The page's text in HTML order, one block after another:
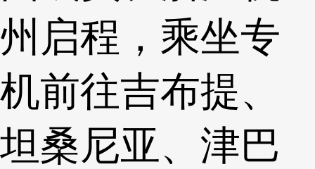
州启程，乘坐专
机前往吉布提、
坦桑尼亚、津巴